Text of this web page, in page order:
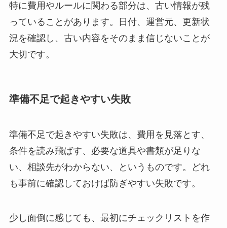
特に費用やルールに関わる部分は、古い情報が残
っていることがあります。日付、運営元、更新状
況を確認し、古い内容をそのまま信じないことが
大切です。
準備不足で起きやすい失敗
準備不足で起きやすい失敗は、費用を見落とす、
条件を読み飛ばす、必要な道具や書類が足りな
い、相談先がわからない、というものです。どれ
も事前に確認しておけば防ぎやすい失敗です。
少し面倒に感じても、最初にチェックリストを作